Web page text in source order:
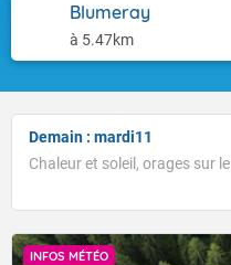
Blumeray
à 5.47km
Demain : mardi11
Chaleur et soleil, orages sur
INFOS MÉTÉO